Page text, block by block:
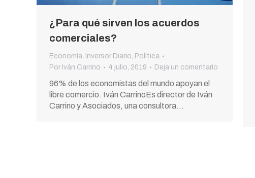
¿Para qué sirven los acuerdos
comerciales?
Economía, Inversor Diario, Política
Por Iván Carrino 4 julio, 2019 Deja un comentario
96% de los economistas del mundo apoyan el
libre comercio. Iván CarrinoEs director de Iván
Carrino y Asociados, una consultora…